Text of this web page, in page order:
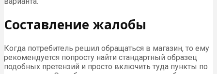
Составление жалобы
Когда потребитель решил обращаться в магазин, то ему
рекомендуется попросту найти стандартный образец
подобных претензий и просто включить туда пункты по